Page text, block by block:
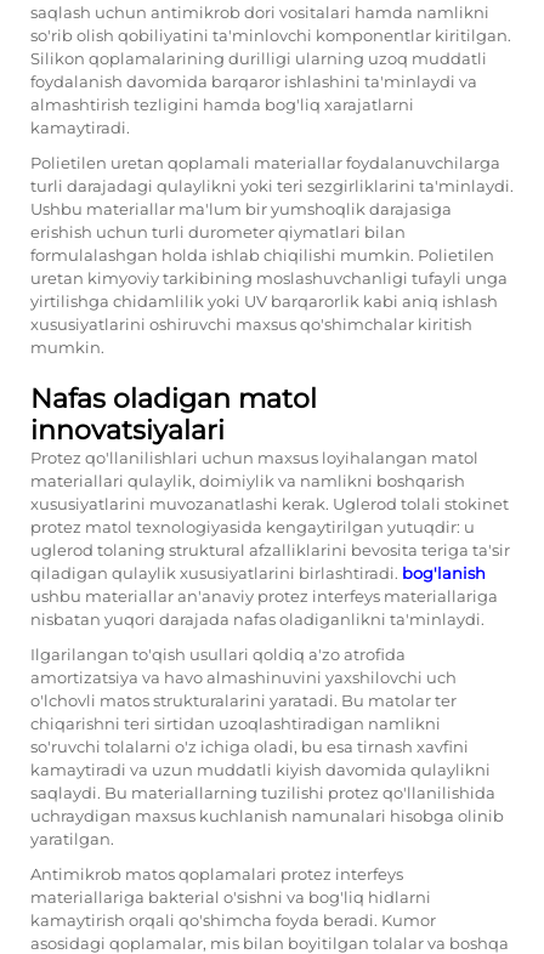
saqlash uchun antimikrob dori vositalari hamda namlikni
so'rib olish qobiliyatini ta'minlovchi komponentlar kiritilgan.
Silikon qoplamalarining durilligi ularning uzoq muddatli
foydalanish davomida barqaror ishlashini ta'minlaydi va
almashtirish tezligini hamda bog'liq xarajatlarni
kamaytiradi.
Polietilen uretan qoplamali materiallar foydalanuvchilarga
turli darajadagi qulaylikni yoki teri sezgirliklarini ta'minlaydi.
Ushbu materiallar ma'lum bir yumshoqlik darajasiga
erishish uchun turli durometer qiymatlari bilan
formulalashgan holda ishlab chiqilishi mumkin. Polietilen
uretan kimyoviy tarkibining moslashuvchanligi tufayli unga
yirtilishga chidamlilik yoki UV barqarorlik kabi aniq ishlash
xususiyatlarini oshiruvchi maxsus qo'shimchalar kiritish
mumkin.
Nafas oladigan matol
innovatsiyalari
Protez qo'llanilishlari uchun maxsus loyihalangan matol
materiallari qulaylik, doimiylik va namlikni boshqarish
xususiyatlarini muvozanatlashi kerak. Uglerod tolali stokinet
protez matol texnologiyasida kengaytirilgan yutuqdir: u
uglerod tolaning struktural afzalliklarini bevosita teriga ta'sir
qiladigan qulaylik xususiyatlarini birlashtiradi. bog'lanish
ushbu materiallar an'anaviy protez interfeys materiallariga
nisbatan yuqori darajada nafas oladiganlikni ta'minlaydi.
Ilgarilangan to'qish usullari qoldiq a'zo atrofida
amortizatsiya va havo almashinuvini yaxshilovchi uch
o'lchovli matоs strukturalarini yaratadi. Bu matolar ter
chiqarishni teri sirtidan uzoqlashtiradigan namlikni
so'ruvchi tolalarni o'z ichiga oladi, bu esa tirnash xavfini
kamaytiradi va uzun muddatli kiyish davomida qulaylikni
saqlaydi. Bu materiallarning tuzilishi protez qo'llanilishida
uchraydigan maxsus kuchlanish namunalari hisobga olinib
yaratilgan.
Antimikrob matоs qoplamalari protez interfeys
materiallariga bakterial o'sishni va bog'liq hidlarni
kamaytirish orqali qo'shimcha foyda beradi. Kumor
asosidagi qoplamalar, mis bilan boyitilgan tolalar va boshqa